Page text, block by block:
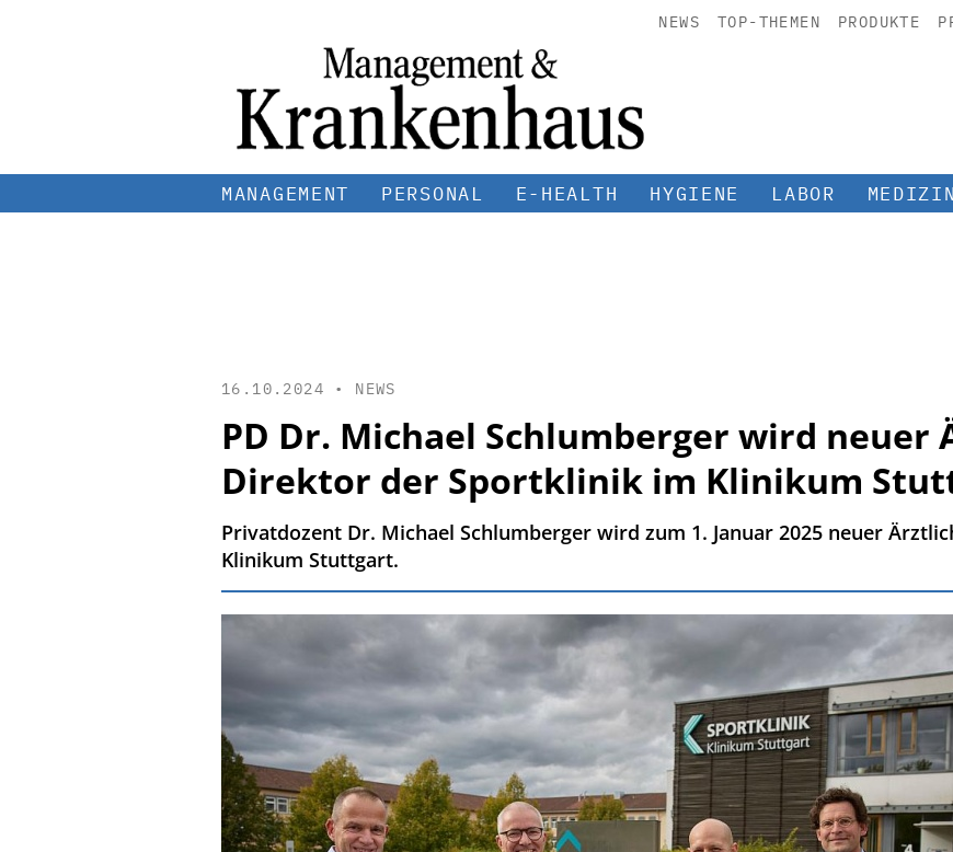
NEWS TOP-THEMEN PRODUKTE
MANAGEMENT PERSONAL E-HEALTH HYGIENE LABOR
16.10.2024 • NEWS
PD Dr. Michael Schlumberger wird neuer
Direktor der Sportklinik im Klinikum
Privatdozent Dr. Michael Schlumberger wird zum 1. Januar 2025 neuer
Klinikum Stuttgart.